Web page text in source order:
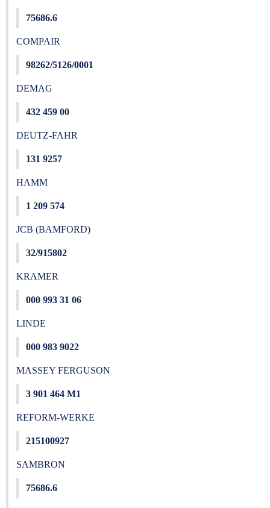
75686.6
COMPAIR
98262/5126/0001
DEMAG
432 459 00
DEUTZ-FAHR
131 9257
HAMM
1 209 574
JCB (BAMFORD)
32/915802
KRAMER
000 993 31 06
LINDE
000 983 9022
MASSEY FERGUSON
3 901 464 M1
REFORM-WERKE
215100927
SAMBRON
75686.6